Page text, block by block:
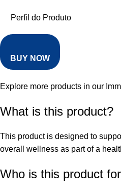
Perfil do Produto
BUY NOW
Explore more products in our
What is this product?
This product is designed to
overall wellness as part of a
Who is this product